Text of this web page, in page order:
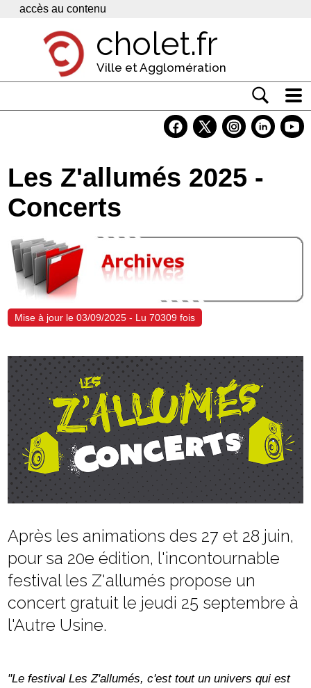
Panneau de gestion des cookies
accès au contenu
cholet.fr
Ville et Agglomération
Economie
Services
Contacts
Les Z'allumés 2025 -
Concerts
Mise à jour le 03/09/2025 - Lu 70309 fois
Après les animations des 27 et 28 juin,
pour sa 20e édition, l'incontournable
festival les Z'allumés propose un
concert gratuit le jeudi 25 septembre à
l'Autre Usine.
"Le festival Les Z'allumés, c'est tout un univers qui est